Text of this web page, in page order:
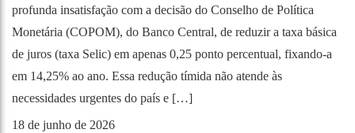
profunda insatisfação com a decisão do Conselho de Política
Monetária (COPOM), do Banco Central, de reduzir a taxa básica
de juros (taxa Selic) em apenas 0,25 ponto percentual, fixando-a
em 14,25% ao ano. Essa redução tímida não atende às
necessidades urgentes do país e […]
18 de junho de 2026